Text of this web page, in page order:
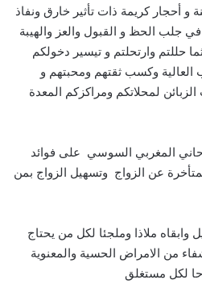
و أحجار كريمة ذات تأثير خارق ونفاذ
جلب الحظ و القبول والعز والهيبة
حللتم وارتحلتم و تيسير دخولكم
وكسب ثقتهم ومحبتهم و
لمحلاتكم ومراكزكم المعدة
المغربي السوسي على فوائد
عن الزواج وتسهيل الزواج بمن
وابقاه ملاذا وملجئا لكل من يحتاج
من الامراض الحسية والمعنوية
لكل مستغلق